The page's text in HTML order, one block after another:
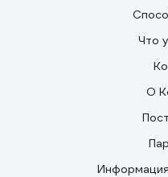
позиционировать
Что
О